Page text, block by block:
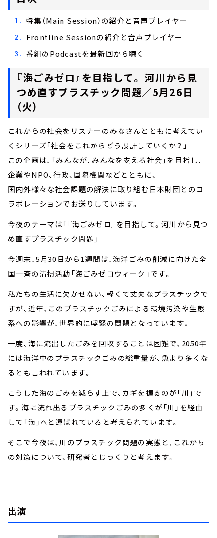
特集（Main Session）の紹介と音声プレイヤー
Frontline Sessionの紹介と音声プレイヤー
番組のPodcastを最新回から聴く
『海ごみゼロ』を目指して。 河川から見
つめ直すプラスチック問題／5月26日
（火）
これからの社会をリスナーのみなさんとともに考えてい
くシリーズ「社会をこれからどう設計していくか？」
この企画は、「みんなが、みんなを支える社会」を目指し、
企業やNPO、行政、国際機関などとともに、
国内外様々な社会課題の解決に取り組む日本財団とのコ
ラボレーションでお送りしています。
今夜のテーマは「『海ごみゼロ』を目指して。河川から見つ
め直すプラスチック問題」
今週末、5月30日から1週間は、海洋ごみの削減に向けた全
国一斉の清掃活動「海ごみゼロウィーク」です。
私たちの生活に欠かせない、軽くて丈夫なプラスチックで
すが、近年、このプラスチックごみによる環境汚染や生態
系への影響が、世界的に喫緊の問題となっています。
一度、海に流出したごみを回収することは困難で、2050年
には海洋中のプラスチックごみの総重量が、魚より多くな
るとも言われています。
こうした海のごみを減らす上で、カギを握るのが「川」で
す。海に流れ出るプラスチックごみの多くが「川」を経由
して「海」へと運ばれていると考えられています。
そこで今夜は、川のプラスチック問題の実態と、これから
の対策について、研究者とじっくりと考えます。
出演